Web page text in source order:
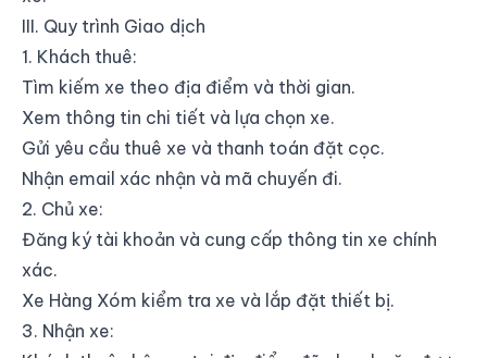
III. Quy trình Giao dịch
1. Khách thuê:
Tìm kiếm xe theo địa điểm và thời gian.
Xem thông tin chi tiết và lựa chọn xe.
Gửi yêu cầu thuê xe và thanh toán đặt cọc.
Nhận email xác nhận và mã chuyến đi.
2. Chủ xe:
Đăng ký tài khoản và cung cấp thông tin xe chính
xác.
Xe Hàng Xóm kiểm tra xe và lắp đặt thiết bị.
3. Nhận xe: